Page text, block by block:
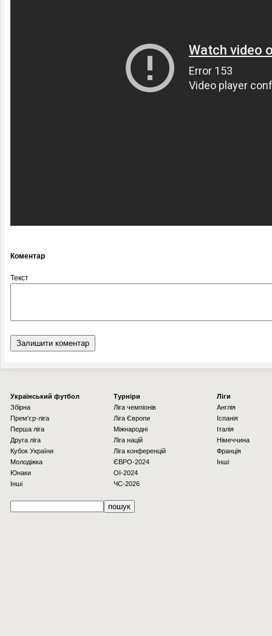
Коментар
Текст
Українcький футбол
Збірна
Прем'єр-ліга
Перша ліга
Друга ліга
Кубок України
Молодіжка
Юнаки
Інші
Турніри
Ліга чемпіонів
Ліга Європи
Міжнародні
Ліга націй
Ліга конференцій
ЄВРО-2024
OI-2024
ЧС-2026
Ліги
Англія
Іспанія
Італія
Німеччина
Франція
Інші